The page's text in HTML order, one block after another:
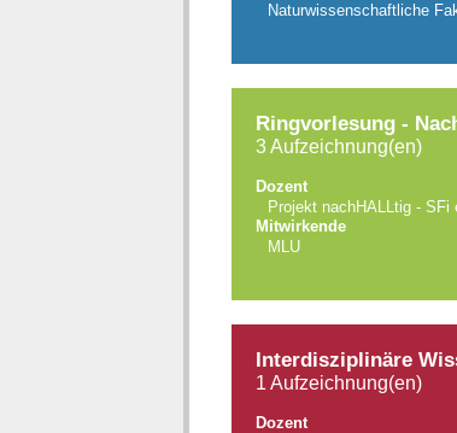
Naturwissenschaftliche
Ringvorlesung -
3 Aufzeichnung(en)
Dozent
Projekt nachHALLtig - SFi
Mitwirkende
MLU
Interdisziplinäre
1 Aufzeichnung(en)
Dozent